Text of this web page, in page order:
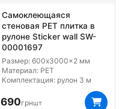
Самоклеющаяся
стеновая PET плитка в
рулоне Sticker wall SW-
00001697
Размер: 600x3000x2 мм
Материал: PET
Комплектация: рулон 3 м
690грншт